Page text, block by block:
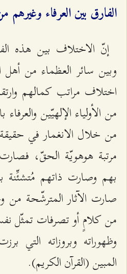
الفارق بين العرفاء وغيرهم
إنّ الاختلاف بين هذه
وبين سائر العظماء من
اختلاف مراتب كمالهم
من الأولياء الإلهيّين
من خلال الانغمار في
مرتبة هوهويّة الحقّ،
بهم وصارت ذاتهم مُتشئِّنة
صارت الآثار المترشّحة
من كلامٍ أو تصرفات تمثّل
وظهوراته وبروزاته التي
المبين (القرآن الكريم).